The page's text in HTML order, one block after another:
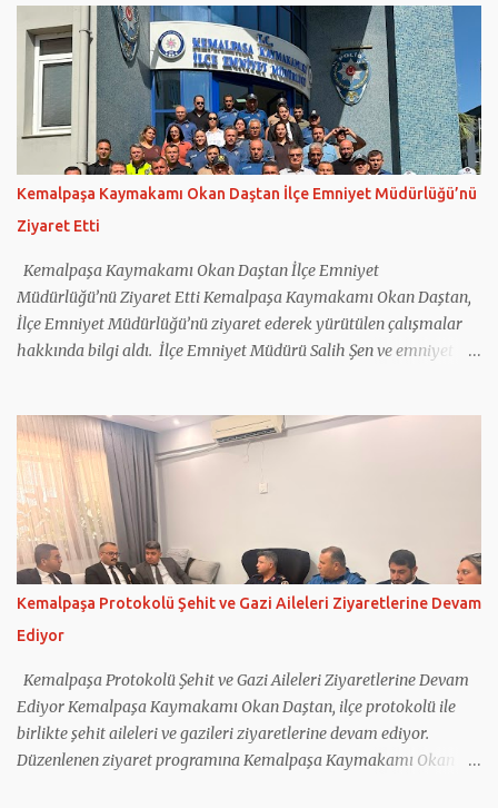
merkezini ziyaret etti. Daha sonra ilçenin işlek caddelerinde esnafı
ziyaret etti. Esnafla sohbet eden Dağ, onların taleplerini dinledi.
Daha sonra kapalı pazar yerini dolaşan Dağ, esnafa hayırlı ve bol
kazançlar diledi. Vatandaşların taleplerini de not alan Dağ,
çocuklarla da fotoğraf çektirdi. Hamza Dağ ve Cumhur İttifakı
Kemalpaşa Belediye Başkan Adayı Galip Atar, pazar yerindeki bir
balıkçıda tezgah başına geçti. Renkli görüntülere sahne olan
anlarda Hamza Dağ ve Galip Atar, müşterilere balık tarttı.
Kemalpaşa Ziraat Odası Başkanlığı’nı da ziyaret eden Dağ ve
beraberindekiler buradan sonra Erzurum ...
Kemalpaşa Kaymakamı Okan Daştan İlçe Emniyet Müdürlüğü’nü
Ziyaret Etti
Kemalpaşa Kaymakamı Okan Daştan İlçe Emniyet
Müdürlüğü’nü Ziyaret Etti Kemalpaşa Kaymakamı Okan Daştan,
İlçe Emniyet Müdürlüğü’nü ziyaret ederek yürütülen çalışmalar
hakkında bilgi aldı. İlçe Emniyet Müdürü Salih Şen ve emniyet
tek tek tanışan Daştan, polis ekiplerinin çalışma şartlarını yerinde
inceledi. İlçede asayiş, trafik güvenliği, olaylara müdahale
kapasitesi ve yürütülen projelere ilişkin Müdür Şen’den detaylı
bilgi alan Daştan, emniyet personeline özverili çalışmalarından
dolayı teşekkür etti. Kemalpaşa’nın huzur ve güven ortamının
korunmasında emniyet teşkilatının büyük bir rol üstlendiğini
vurgulayan Daştan, devlet kurumları arasındaki iş birliğinin
önemine dikkat çekti. Emniyet güçlerine çalışmalarında başarılar
dileyen Kaymakam Daştan’ın ziyareti, yapılan değerlendirmelerin
ardından sona erdi.
Kemalpaşa Protokolü Şehit ve Gazi Aileleri Ziyaretlerine Devam
Ediyor
Kemalpaşa Protokolü Şehit ve Gazi Aileleri Ziyaretlerine Devam
Ediyor Kemalpaşa Kaymakamı Okan Daştan, ilçe protokolü ile
birlikte şehit aileleri ve gazileri ziyaretlerine devam ediyor.
Düzenlenen ziyaret programına Kemalpaşa Kaymakamı Okan